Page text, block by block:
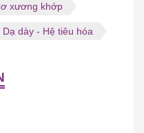
xương khớp
Dạ dày - Hệ tiêu hóa